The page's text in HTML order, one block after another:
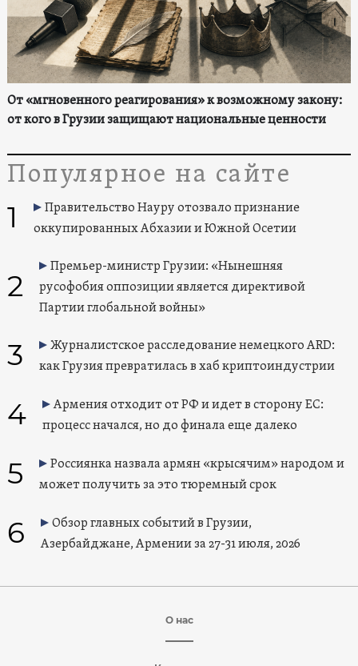
От «мгновенного реагирования» к возможному закону:
от кого в Грузии защищают национальные ценности
Популярное на сайте
1
Правительство Науру отозвало признание
оккупированных Абхазии и Южной Осетии
2
Премьер-министр Грузии: «Нынешняя
русофобия оппозиции является директивой
Партии глобальной войны»
3
Журналистское расследование немецкого ARD:
как Грузия превратилась в хаб криптоиндустрии
4
Армения отходит от РФ и идет в сторону ЕС:
процесс начался, но до финала еще далеко
5
Россиянка назвала армян «крысячим» народом и
может получить за это тюремный срок
6
Обзор главных событий в Грузии,
Азербайджане, Армении за 27-31 июля, 2026
О нас